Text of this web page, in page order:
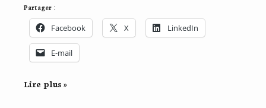
Partager :
Facebook X LinkedIn
E-mail
Lire plus »